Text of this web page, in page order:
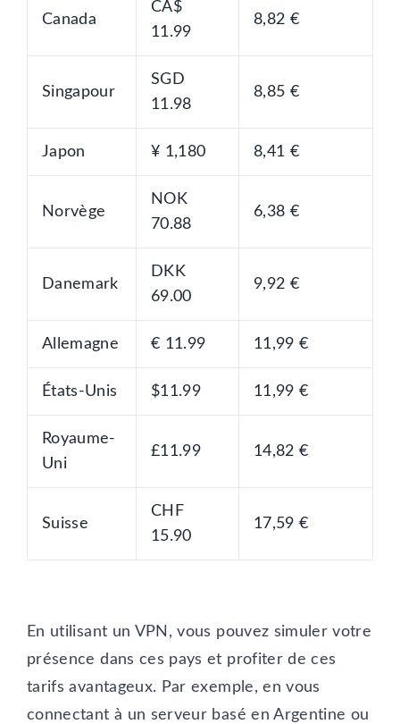
Canada
CA$
11.99
8,82 €
Singapour
SGD
11.98
8,85 €
Japon ¥ 1,180 8,41 €
Norvège
NOK
70.88
6,38 €
Danemark
DKK
69.00
9,92 €
Allemagne € 11.99 11,99 €
États-Unis $11.99 11,99 €
Royaume-
Uni
£11.99 14,82 €
Suisse
CHF
15.90
17,59 €
En utilisant un VPN, vous pouvez simuler votre
présence dans ces pays et profiter de ces
tarifs avantageux. Par exemple, en vous
connectant à un serveur basé en Argentine ou